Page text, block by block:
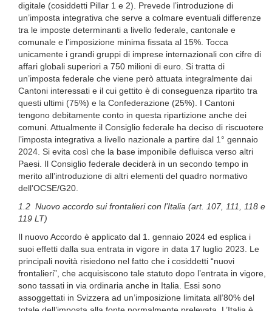
digitale (cosiddetti Pillar 1 e 2). Prevede l’introduzione di
un’imposta integrativa che serve a colmare eventuali differenze
tra le imposte determinanti a livello federale, cantonale e
comunale e l’imposizione minima fissata al 15%. Tocca
unicamente i grandi gruppi di imprese internazionali con cifre di
affari globali superiori a 750 milioni di euro. Si tratta di
un’imposta federale che viene però attuata integralmente dai
Cantoni interessati e il cui gettito è di conseguenza ripartito tra
questi ultimi (75%) e la Confederazione (25%). I Cantoni
tengono debitamente conto in questa ripartizione anche dei
comuni. Attualmente il Consiglio federale ha deciso di riscuotere
l’imposta integrativa a livello nazionale a partire dal 1° gennaio
2024. Si evita così che la base imponibile defluisca verso altri
Paesi. Il Consiglio federale deciderà in un secondo tempo in
merito all’introduzione di altri elementi del quadro normativo
dell’OCSE/G20.
1.2 Nuovo accordo sui frontalieri con l’Italia (art. 107, 111, 118 e
119 LT)
Il nuovo Accordo è applicato dal 1. gennaio 2024 ed esplica i
suoi effetti dalla sua entrata in vigore in data 17 luglio 2023. Le
principali novità risiedono nel fatto che i cosiddetti “nuovi
frontalieri”, che acquisiscono tale statuto dopo l’entrata in vigore,
sono tassati in via ordinaria anche in Italia. Essi sono
assoggettati in Svizzera ad un’imposizione limitata all’80% del